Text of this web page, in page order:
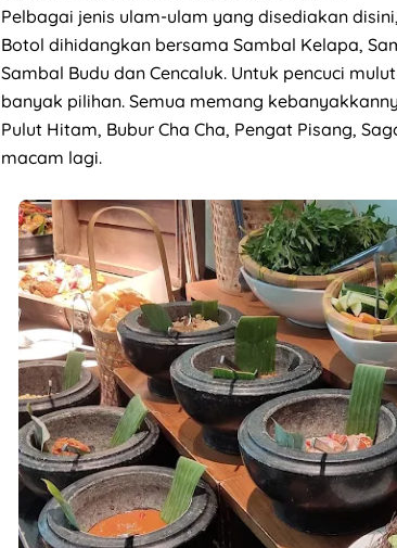
Pelbagai jenis ulam-ulam yang disediakan
Botol dihidangkan bersama Sambal Kelapa,
Sambal Budu dan Cencaluk. Untuk pencuci
banyak pilihan. Semua memang
Pulut Hitam, Bubur Cha Cha, Pengat Pisang,
macam lagi.